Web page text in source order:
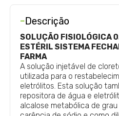
-Descrição
SOLUÇÃO FISIOLÓGICA
ESTÉRIL SISTEMA
FARMA
A solução injetável de
utilizada para o
eletrólitos. Esta solução
repositora de água e
alcalose metabólica de